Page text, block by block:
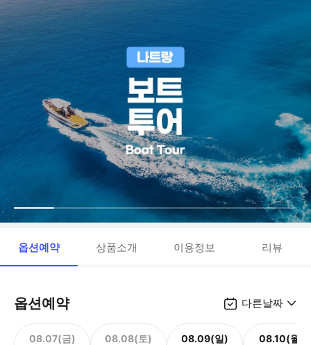
옵션예약 상품소개 이용정보 리뷰
옵션예약 다른날짜
08.07(금) 08.08(토) 08.09(일) 08.10(월)